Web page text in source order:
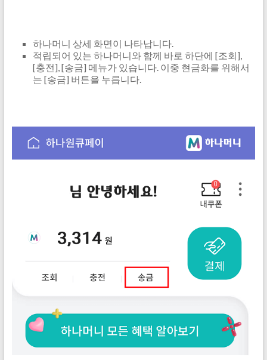
하나머니 상세 화면이 나타납니다.
적립되어 있는 하나머니와 함께 바로 하단에 [조회],
[충전], [송금] 메뉴가 있습니다. 이중 현금화를 위해서
는 [송금] 버튼을 누릅니다.